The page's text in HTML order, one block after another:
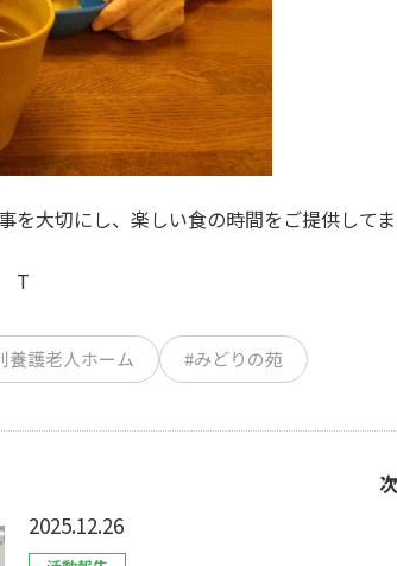
を大切にし、楽しい食の時間をご提供してま
T
養護老人ホーム #みどりの苑
2025.12.26